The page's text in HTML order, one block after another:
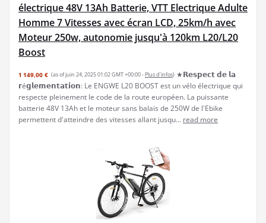
électrique 48V 13Ah Batterie, VTT Electrique Adulte
Homme 7 Vitesses avec écran LCD, 25km/h avec
Moteur 250w, autonomie jusqu'à 120km L20/L20
Boost
1 149,00 € (as of juin 24, 2025 01:02 GMT +00:00 - Plus d’infos) ★𝗥𝗲𝘀𝗽𝗲𝗰𝘁 𝗱𝗲 𝗹𝗮
𝗿é𝗴𝗹𝗲𝗺𝗲𝗻𝘁𝗮𝘁𝗶𝗼𝗻: Le ENGWE L20 BOOST est un vélo électrique qui
respecte pleinement le code de la route européen. La puissante
batterie 48V 13Ah et le moteur sans balais de 250W de l'Ebike
permettent d'atteindre des vitesses allant jusqu... read more